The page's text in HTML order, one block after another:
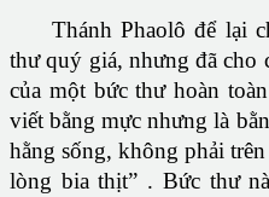
Thánh Phaolô để lại
thư quý giá, nhưng đã cho
của một bức thư hoàn
viết bằng mực nhưng là
hằng sống, không phải
lòng bia thịt” . Bức thư